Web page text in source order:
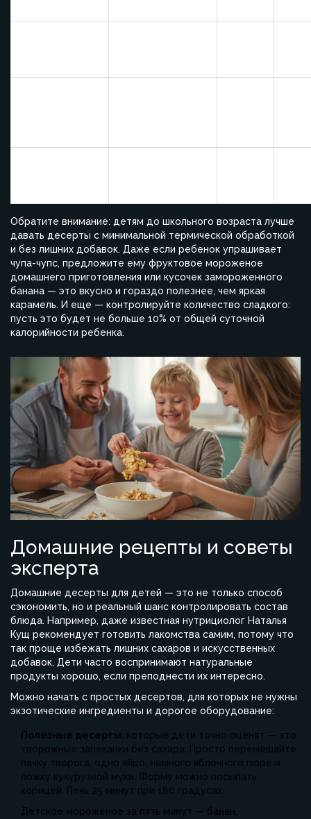
Обратите внимание: детям до школьного возраста лучше
давать десерты с минимальной термической обработкой
и без лишних добавок. Даже если ребенок упрашивает
чупа-чупс, предложите ему фруктовое мороженое
домашнего приготовления или кусочек замороженного
банана — это вкусно и гораздо полезнее, чем яркая
карамель. И еще — контролируйте количество сладкого:
пусть это будет не больше 10% от общей суточной
калорийности ребенка.
Домашние рецепты и советы
эксперта
Домашние десерты для детей — это не только способ
сэкономить, но и реальный шанс контролировать состав
блюда. Например, даже известная нутрициолог Наталья
Кущ рекомендует готовить лакомства самим, потому что
так проще избежать лишних сахаров и искусственных
добавок. Дети часто воспринимают натуральные
продукты хорошо, если преподнести их интересно.
Можно начать с простых десертов, для которых не нужны
экзотические ингредиенты и дорогое оборудование:
Полезные десерты, которые дети точно оценят — это
творожные запеканки без сахара. Просто перемешайте
пачку творога, одно яйцо, немного яблочного пюре и
ложку кукурузной муки. Форму можно посыпать
корицей. Печь 25 минут при 180 градусах.
Детское мороженое за пять минут — банан,